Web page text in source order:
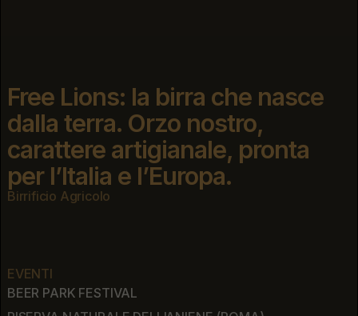
Birrificio Agricolo
Free Lions: la birra che nasce
dalla terra. Orzo nostro,
carattere artigianale, pronta
per l’Italia e l’Europa.
EVENTI
BEER PARK FESTIVAL